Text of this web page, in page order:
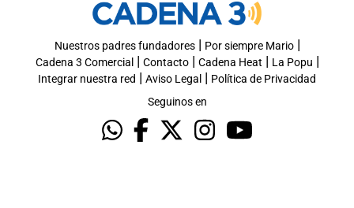
Nuestros padres fundadores| Por siempre Mario|
Cadena 3 Comercial | Contacto| Cadena Heat | La Popu |
Integrar nuestra red | Aviso Legal | Política de Privacidad
Seguinos en